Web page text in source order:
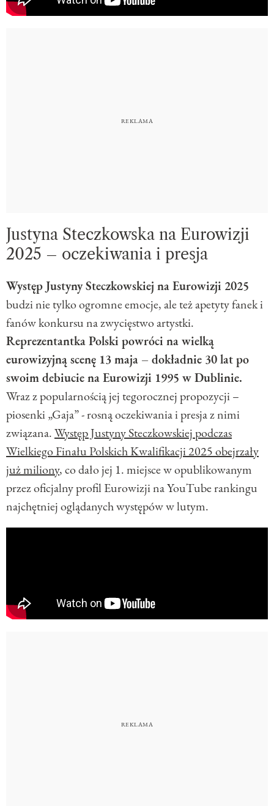
Justyna Steczkowska na Eurowizji
2025 – oczekiwania i presja
Występ Justyny Steczkowskiej na Eurowizji 2025
budzi nie tylko ogromne emocje, ale też apetyty fanek i
fanów konkursu na zwycięstwo artystki.
Reprezentantka Polski powróci na wielką
eurowizyjną scenę 13 maja – dokładnie 30 lat po
swoim debiucie na Eurowizji 1995 w Dublinie.
Wraz z popularnością jej tegorocznej propozycji –
piosenki „Gaja” - rosną oczekiwania i presja z nimi
związana.Występ Justyny Steczkowskiej podczas
Wielkiego Finału Polskich Kwalifikacji 2025 obejrzały
już miliony, co dało jej 1. miejsce w opublikowanym
przez oficjalny profil Eurowizji na YouTube rankingu
najchętniej oglądanych występów w lutym.